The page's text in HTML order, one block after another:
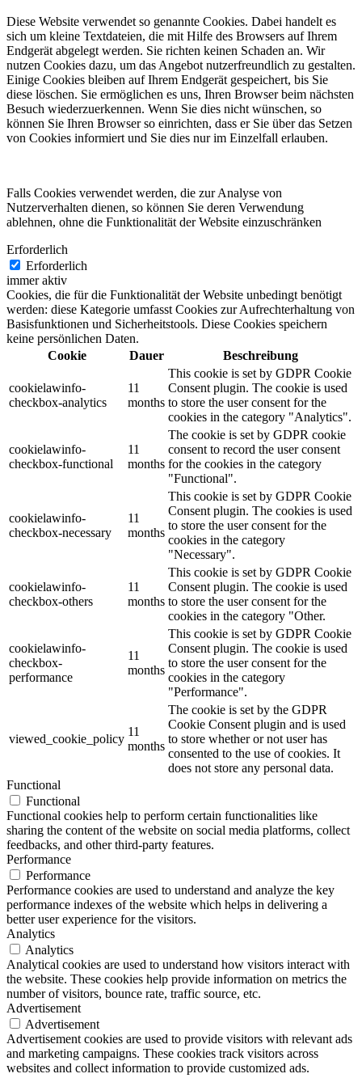
Diese Website verwendet so genannte Cookies. Dabei handelt es
sich um kleine Textdateien, die mit Hilfe des Browsers auf Ihrem
Endgerät abgelegt werden. Sie richten keinen Schaden an. Wir
nutzen Cookies dazu, um das Angebot nutzerfreundlich zu gestalten.
Einige Cookies bleiben auf Ihrem Endgerät gespeichert, bis Sie
diese löschen. Sie ermöglichen es uns, Ihren Browser beim nächsten
Besuch wiederzuerkennen. Wenn Sie dies nicht wünschen, so
können Sie Ihren Browser so einrichten, dass er Sie über das Setzen
von Cookies informiert und Sie dies nur im Einzelfall erlauben.
Falls Cookies verwendet werden, die zur Analyse von
Nutzerverhalten dienen, so können Sie deren Verwendung
ablehnen, ohne die Funktionalität der Website einzuschränken
Erforderlich
Erforderlich
immer aktiv
Cookies, die für die Funktionalität der Website unbedingt benötigt
werden: diese Kategorie umfasst Cookies zur Aufrechterhaltung von
Basisfunktionen und Sicherheitstools. Diese Cookies speichern
keine persönlichen Daten.
Cookie
Dauer Beschreibung
cookielawinfo-
checkbox-analytics
11
months
This cookie is set by GDPR Cookie
Consent plugin. The cookie is used
to store the user consent for the
cookies in the category "Analytics".
cookielawinfo-
checkbox-functional
11
months
The cookie is set by GDPR cookie
consent to record the user consent
for the cookies in the category
"Functional".
cookielawinfo-
checkbox-necessary
11
months
This cookie is set by GDPR Cookie
Consent plugin. The cookies is used
to store the user consent for the
cookies in the category
"Necessary".
cookielawinfo-
checkbox-others
11
months
This cookie is set by GDPR Cookie
Consent plugin. The cookie is used
to store the user consent for the
cookies in the category "Other.
cookielawinfo-
checkbox-
performance
11
months
This cookie is set by GDPR Cookie
Consent plugin. The cookie is used
to store the user consent for the
cookies in the category
"Performance".
viewed_cookie_policy
11
months
The cookie is set by the GDPR
Cookie Consent plugin and is used
to store whether or not user has
consented to the use of cookies. It
does not store any personal data.
Functional
Functional
Functional cookies help to perform certain functionalities like
sharing the content of the website on social media platforms, collect
feedbacks, and other third-party features.
Performance
Performance
Performance cookies are used to understand and analyze the key
performance indexes of the website which helps in delivering a
better user experience for the visitors.
Analytics
Analytics
Analytical cookies are used to understand how visitors interact with
the website. These cookies help provide information on metrics the
number of visitors, bounce rate, traffic source, etc.
Advertisement
Advertisement
Advertisement cookies are used to provide visitors with relevant ads
and marketing campaigns. These cookies track visitors across
websites and collect information to provide customized ads.